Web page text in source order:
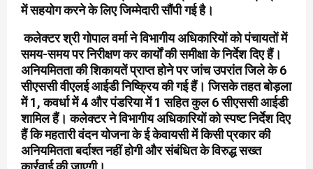
में सहयोग करने के लिए जिम्मेदारी सौंपी गई है।
कलेक्टर श्री गोपाल वर्मा ने विभागीय अधिकारियों को पंचायतों में
समय-समय पर निरीक्षण कर कार्यों की समीक्षा के निर्देश दिए हैं।
अनियमितता की शिकायतें प्राप्त होने पर जांच उपरांत जिले के 6
सीएससी वीएलई आईडी निष्क्रिय की गई हैं। जिसके तहत बोड़ला
में 1, कवर्धा में 4 और पंडरिया में 1 सहित कुल 6 सीएससी आईडी
शामिल हैं। कलेक्टर ने विभागीय अधिकारियों को स्पष्ट निर्देश दिए
हैं कि महतारी वंदन योजना के ई केवायसी में किसी प्रकार की
अनियमितता बर्दाश्त नहीं होगी और संबंधित के विरुद्ध सख्त